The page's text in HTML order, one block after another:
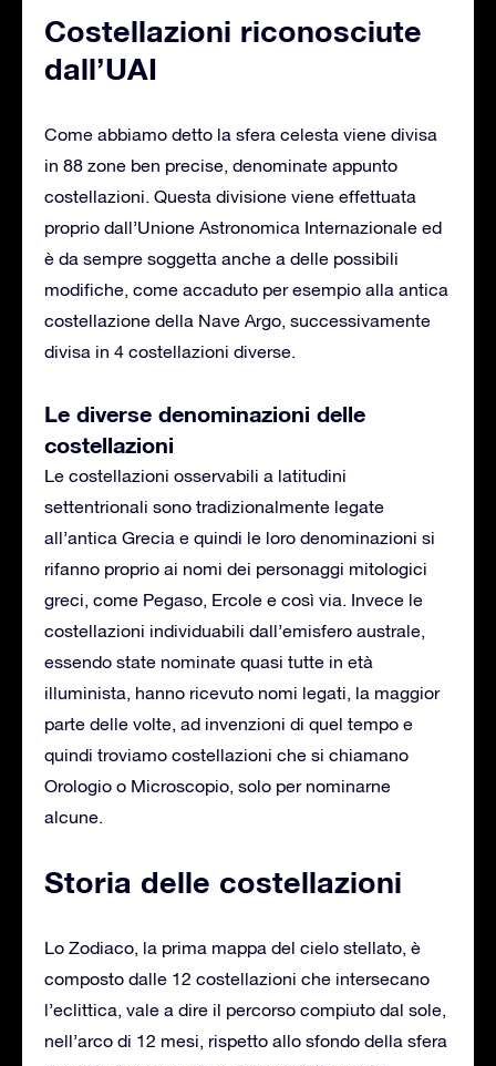
Costellazioni riconosciute
dall’UAI
Come abbiamo detto la sfera celesta viene divisa
in 88 zone ben precise, denominate appunto
costellazioni. Questa divisione viene effettuata
proprio dall’Unione Astronomica Internazionale ed
è da sempre soggetta anche a delle possibili
modifiche, come accaduto per esempio alla antica
costellazione della Nave Argo, successivamente
divisa in 4 costellazioni diverse.
Le diverse denominazioni delle
costellazioni
Le costellazioni osservabili a latitudini
settentrionali sono tradizionalmente legate
all’antica Grecia e quindi le loro denominazioni si
rifanno proprio ai nomi dei personaggi mitologici
greci, come Pegaso, Ercole e così via. Invece le
costellazioni individuabili dall’emisfero australe,
essendo state nominate quasi tutte in età
illuminista, hanno ricevuto nomi legati, la maggior
parte delle volte, ad invenzioni di quel tempo e
quindi troviamo costellazioni che si chiamano
Orologio o Microscopio, solo per nominarne
alcune.
Storia delle costellazioni
Lo Zodiaco, la prima mappa del cielo stellato, è
composto dalle 12 costellazioni che intersecano
l’eclittica, vale a dire il percorso compiuto dal sole,
nell’arco di 12 mesi, rispetto allo sfondo della sfera